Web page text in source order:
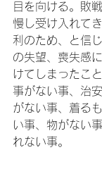
目を向ける。敗
慢し受け入れて
利のため、と信
の失望、喪失感
けてしまったこ
事がない事、治
がない事、着る
い事、物がない
れない事。